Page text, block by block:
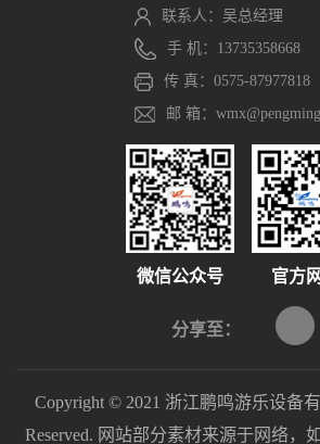
联系人：吴总经理
手 机：13735358668
传 真：0575-87977818
邮 箱：
微信公众号 官方
分享至：
Copyright © 2021 浙江鹏鸣游乐设备
Reserved. 网站部分素材来源于网络，